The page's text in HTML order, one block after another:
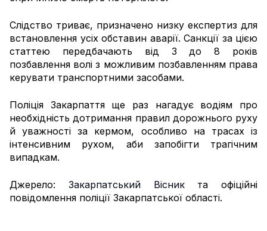
Слідство триває, призначено низку експертиз для
встановлення усіх обставин аварії. Санкції за цією
статтею передбачають від 3 до 8 років
позбавлення волі з можливим позбавленням права
керувати транспортними засобами.
Поліція Закарпаття ще раз нагадує водіям про
необхідність дотримання правил дорожнього руху
й уважності за кермом, особливо на трасах із
інтенсивним рухом, аби запобігти трагічним
випадкам.
Джерело: Закарпатський Вісникта офіційні
повідомлення поліції Закарпатської області.